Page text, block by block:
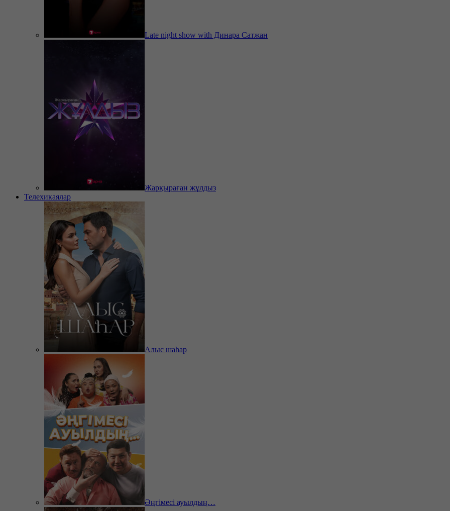
Late night show with Динара Сатжан
Жарқыраған жұлдыз
Телехикаялар
Алыс шаһар
Әңгімесі ауылдың…